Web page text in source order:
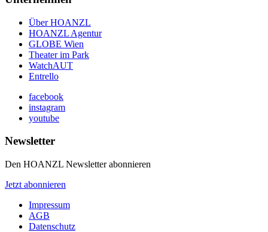
Über HOANZL
HOANZL Agentur
GLOBE Wien
Theater im Park
WatchAUT
Entrello
facebook
instagram
youtube
Newsletter
Den HOANZL Newsletter abonnieren
Jetzt abonnieren
Impressum
AGB
Datenschutz